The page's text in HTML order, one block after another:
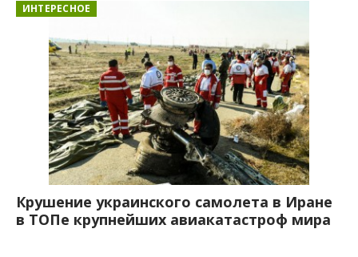
ИНТЕРЕСНОЕ
Крушение украинского самолета в Иране
в ТОПе крупнейших авиакатастроф мира